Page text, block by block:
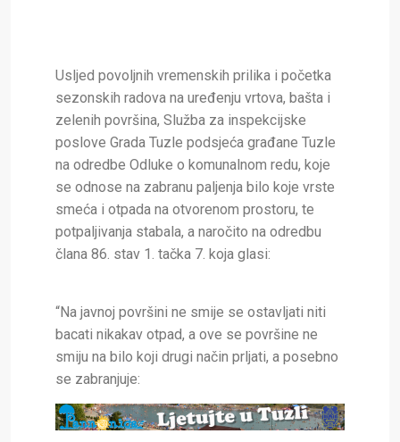
Usljed povoljnih vremenskih prilika i početka
sezonskih radova na uređenju vrtova, bašta i
zelenih površina, Služba za inspekcijske
poslove Grada Tuzle podsjeća građane Tuzle
na odredbe Odluke o komunalnom redu, koje
se odnose na zabranu paljenja bilo koje vrste
smeća i otpada na otvorenom prostoru, te
potpaljivanja stabala, a naročito na odredbu
člana 86. stav 1. tačka 7. koja glasi:
“Na javnoj površini ne smije se ostavljati niti
bacati nikakav otpad, a ove se površine ne
smiju na bilo koji drugi način prljati, a posebno
se zabranjuje: